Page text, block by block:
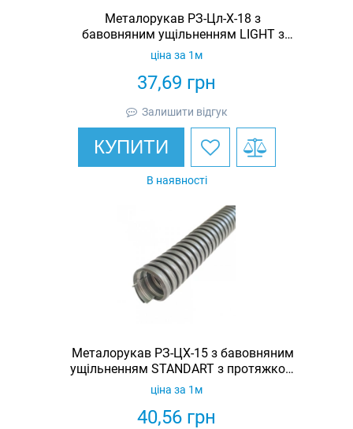
Металорукав РЗ-Цл-Х-18 з
бавовняним ущільненням LIGHT з
протяжкою (бухта 50м)
37,69 грн
ціна за 1м
Залишити відгук
КУПИТИ
В наявності
Металорукав РЗ-ЦХ-15 з бавовняним
ущільненням STANDART з протяжкою
(бухта 50м)
40,56 грн
ціна за 1м